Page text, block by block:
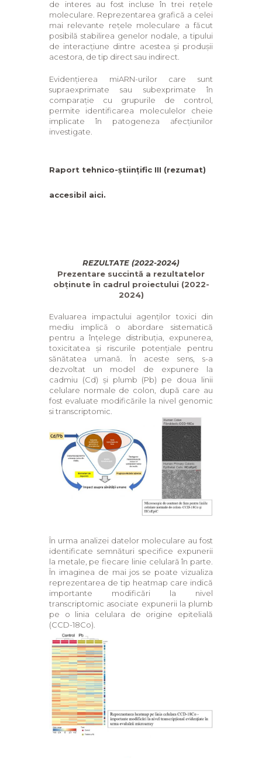
de interes au fost incluse în trei rețele
moleculare. Reprezentarea grafică a celei
mai relevante rețele moleculare a făcut
posibilă stabilirea genelor nodale, a tipului
de interacțiune dintre acestea și produșii
acestora, de tip direct sau indirect.
Evidențierea miARN-urilor care sunt
supraexprimate sau subexprimate în
comparație cu grupurile de control,
permite identificarea moleculelor cheie
implicate în patogeneza afecțiunilor
investigate.
Raport tehnico-științific III (rezumat)
accesibil aici.
REZULTATE (2022-2024)
Prezentare succintă a rezultatelor
obținute în cadrul proiectului (2022-
2024)
Evaluarea impactului agenților toxici din
mediu implică o abordare sistematică
pentru a înțelege distribuția, expunerea,
toxicitatea și riscurile potențiale pentru
sănătatea umană. În aceste sens, s-a
dezvoltat un model de expunere la
cadmiu (Cd) și plumb (Pb) pe doua linii
celulare normale de colon, după care au
fost evaluate modificările la nivel genomic
si transcriptomic.
În urma analizei datelor moleculare au fost
identificate semnături specifice expunerii
la metale, pe fiecare linie celulară în parte.
În imaginea de mai jos se poate vizualiza
reprezentarea de tip heatmap care indică
importante modificări la nivel
transcriptomic asociate expunerii la plumb
pe o linia celulara de origine epitelială
(CCD-18Co).